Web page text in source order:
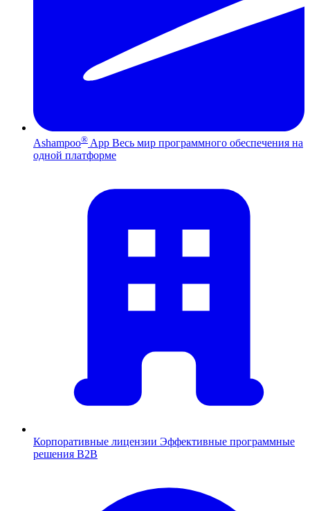
Ashampoo® App Весь мир программного обеспечения на
одной платформе
Корпоративные лицензии Эффективные программные
решения B2B